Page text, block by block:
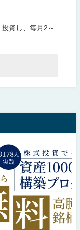
資し、毎月2～